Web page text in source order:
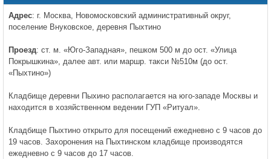
Адрес: г. Москва, Новомосковский административный округ,
поселение Внуковское, деревня Пыхтино
Проезд: ст. м. «Юго-Западная», пешком 500 м до ост. «Улица
Покрышкина», далее авт. или маршр. такси №510м (до ост.
«Пыхтино»)
Кладбище деревни Пыхино располагается на юго-западе Москвы и
находится в хозяйственном ведении ГУП «Ритуал».
Кладбище Пыхтино открыто для посещений ежедневно с 9 часов до
19 часов. Захоронения на Пыхтинском кладбище производятся
ежедневно с 9 часов до 17 часов.